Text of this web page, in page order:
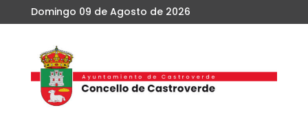
Domingo 09 de Agosto de 2026